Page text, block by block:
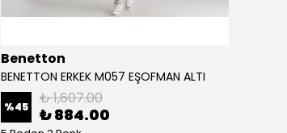
Benetton
BENETTON ERKEK M057 EŞOFMAN ALTI
%45 ₺ 1,607.00
₺ 884.00